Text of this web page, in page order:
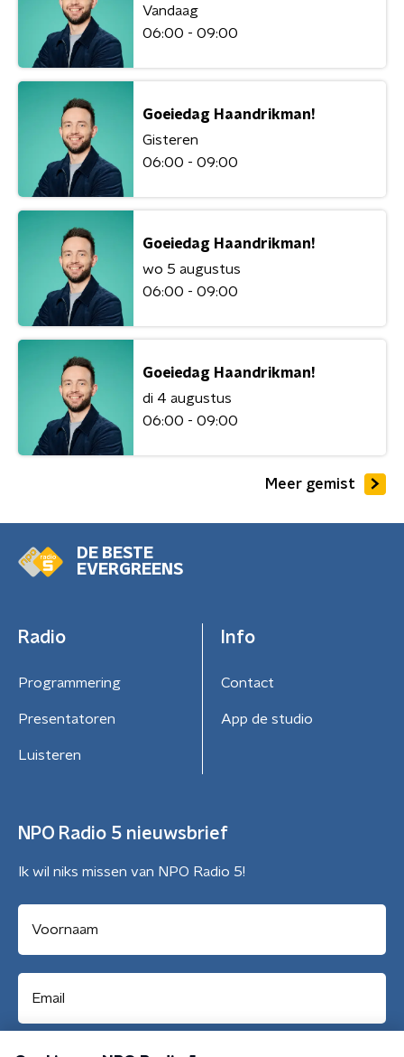
Vandaag
06:00 - 09:00
Goeiedag Haandrikman!
Gisteren
06:00 - 09:00
Goeiedag Haandrikman!
wo 5 augustus
06:00 - 09:00
Goeiedag Haandrikman!
di 4 augustus
06:00 - 09:00
Meer gemist
DE BESTE
EVERGREENS
Radio
Programmering
Presentatoren
Luisteren
Info
Contact
App de studio
NPO Radio 5 nieuwsbrief
Ik wil niks missen van NPO Radio 5!